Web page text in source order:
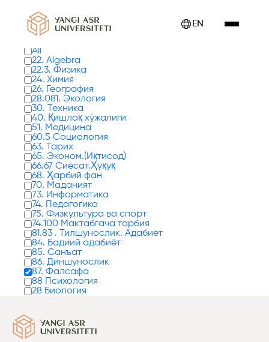
EN
All
22. Algebra
22.3. Физика
24. Химия
26. География
28.081. Экология
30. Техника
40. Қишлоқ хўжалиги
51. Медицина
60.5 Социология
63. Тарих
65. Эконом.(Иқтисод)
66.67 Сиёсат.Ҳуқуқ
68. Ҳарбий фан
70. Маданият
73. Информатика
74. Педагогика
75. Физкультура ва спорт
74.100 Мактабгача тарбия
81.83 . Тилшунослик. Адабиёт
84. Бадиий адабиёт
85. Санъат
86. Диншунослик
87. Фалсафа
88 Психология
28 Биология